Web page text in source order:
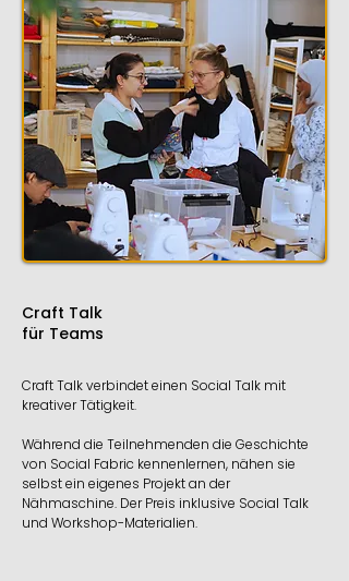
Craft Talk
für Teams
Craft Talk verbindet einen Social Talk mit
kreativer Tätigkeit.
Während die Teilnehmenden die Geschichte
von Social Fabric kennenlernen, nähen sie
selbst ein eigenes Projekt an der
Nähmaschine. Der Preis inklusive Social Talk
und Workshop-Materialien.